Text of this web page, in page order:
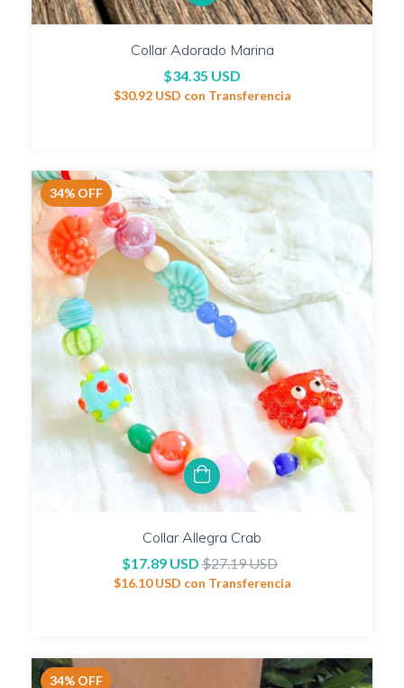
Collar Adorado Marina
$34.35 USD
$30.92 USD con Transferencia
34% OFF
Collar Allegra Crab
$17.89 USD $27.19 USD
$16.10 USD con Transferencia
34% OFF